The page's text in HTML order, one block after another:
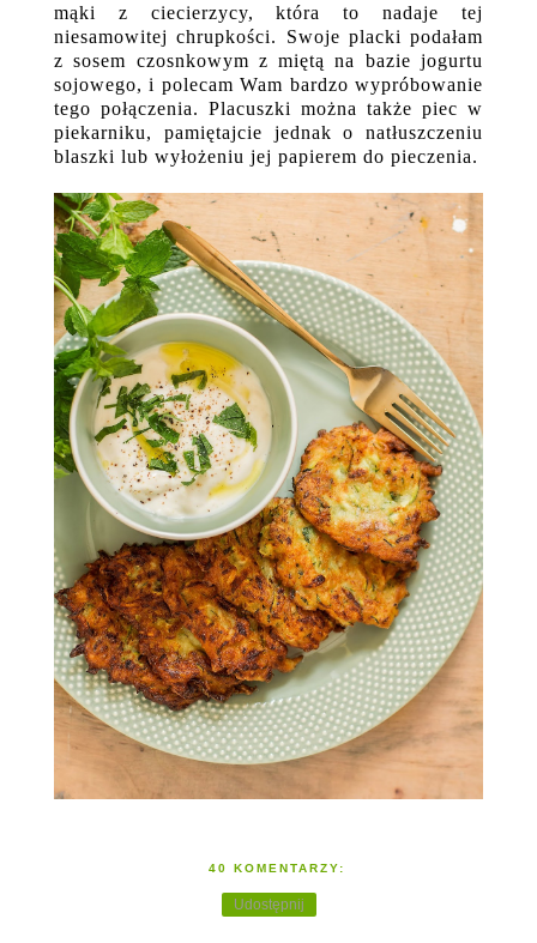
mąki z ciecierzycy, która to nadaje tej
niesamowitej chrupkości. Swoje placki podałam
z sosem czosnkowym z miętą na bazie jogurtu
sojowego, i polecam Wam bardzo wypróbowanie
tego połączenia. Placuszki można także piec w
piekarniku, pamiętajcie jednak o natłuszczeniu
blaszki lub wyłożeniu jej papierem do pieczenia.
40 KOMENTARZY:
Udostępnij